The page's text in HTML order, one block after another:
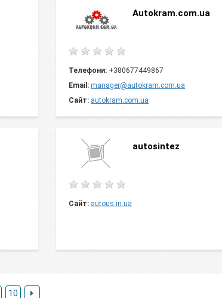
Autokram.com.ua
Телефони: +380677449867
Email: manager@autokram.com.ua
Сайт: autokram.com.ua
autosintez
Сайт: autous.in.ua
10